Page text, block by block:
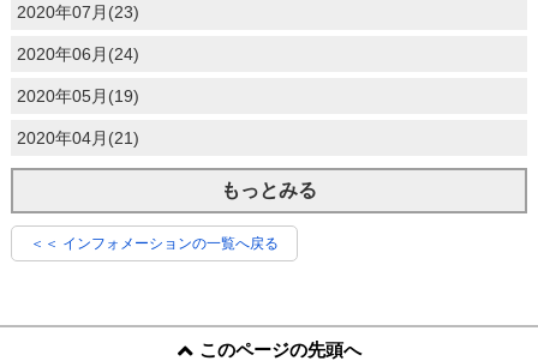
2020年07月(23)
2020年06月(24)
2020年05月(19)
2020年04月(21)
もっとみる
＜＜ インフォメーションの一覧へ戻る
このページの先頭へ